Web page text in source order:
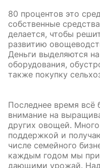
80 процентов это
собственные
делается, чтобы
развитию
Деньги выделяются
оборудования,
также покупку
Последнее время
внимание на
других овощей.
поддержкой и
числе семейного
каждым годом мы
дающими урожай.